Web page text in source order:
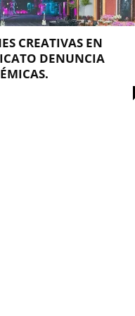
CREATIVAS EN
DENUNCIA